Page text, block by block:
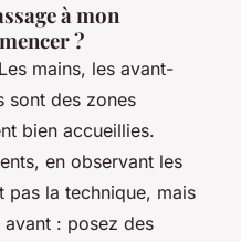
à mon
?
mains, les avant-
sont des zones
bien accueillies.
en observant les
pas la technique, mais
: posez des